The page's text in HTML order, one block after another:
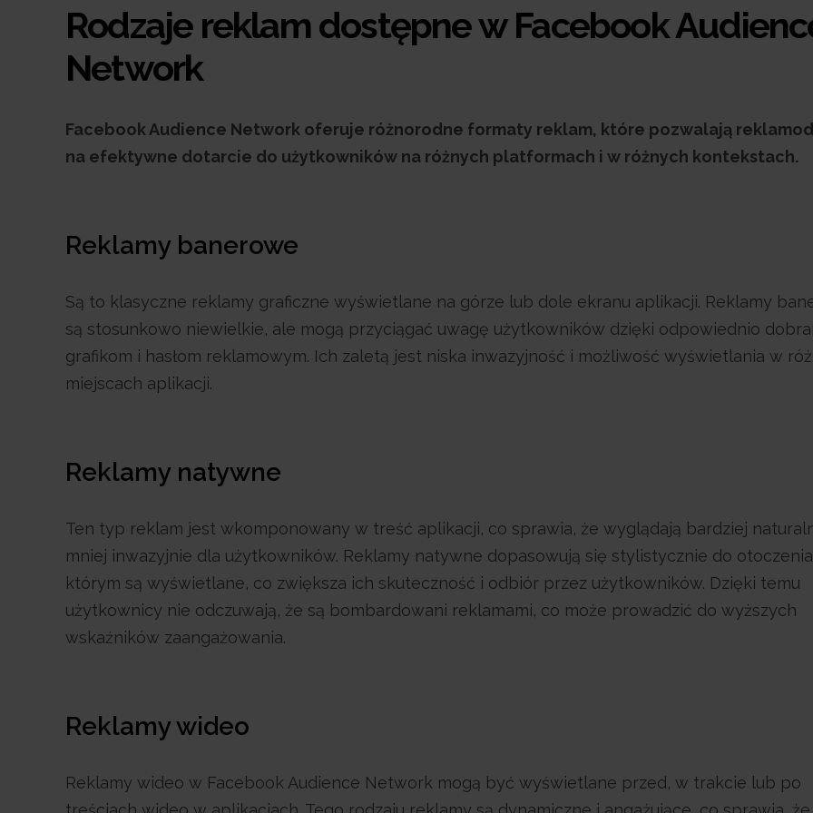
Rodzaje reklam dostępne w Facebook
Network
Facebook Audience Network oferuje różnorodne formaty reklam, które pozwalają
na efektywne dotarcie do użytkowników na różnych platformach i w różnych kontekstach.
Reklamy banerowe
Są to klasyczne reklamy graficzne wyświetlane na górze lub dole ekranu aplikacji. Reklamy
są stosunkowo niewielkie, ale mogą przyciągać uwagę użytkowników dzięki odpowiednio
grafikom i hasłom reklamowym. Ich zaletą jest niska inwazyjność i możliwość wyświetlania w
miejscach aplikacji.
Reklamy natywne
Ten typ reklam jest wkomponowany w treść aplikacji, co sprawia, że wyglądają bardziej
mniej inwazyjnie dla użytkowników. Reklamy natywne dopasowują się stylistycznie do
którym są wyświetlane, co zwiększa ich skuteczność i odbiór przez użytkowników. Dzięki temu
użytkownicy nie odczuwają, że są bombardowani reklamami, co może prowadzić do wyższych
wskaźników zaangażowania.
Reklamy wideo
Reklamy wideo w Facebook Audience Network mogą być wyświetlane przed, w trakcie lub po